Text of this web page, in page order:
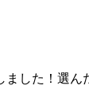
した！選